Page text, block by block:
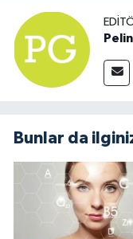
Bunlar da